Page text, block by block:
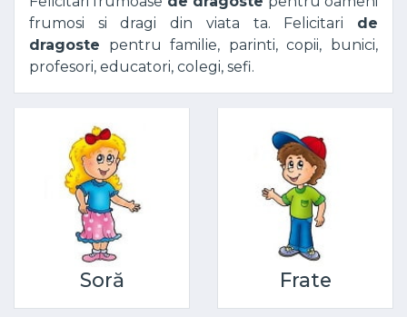
frumosi si dragi din viata ta. Felicitari de
dragoste pentru familie, parinti, copii, bunici,
profesori, educatori, colegi, sefi.
Soră Frate